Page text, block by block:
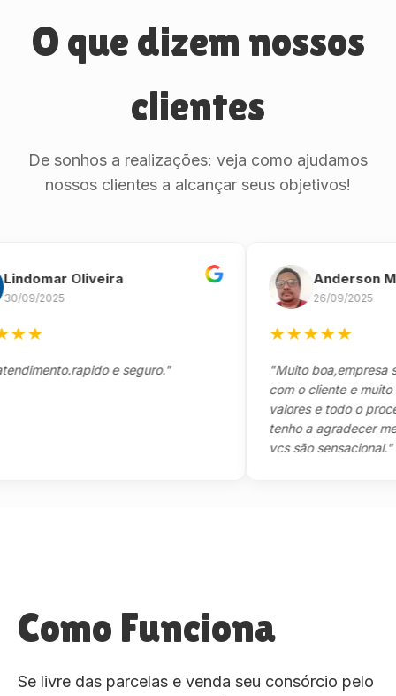
O que dizem nossos
clientes
De sonhos a realizações: veja como ajudamos
nossos clientes a alcançar seus objetivos!
Oliveira
2025
e seguro."
Anderson
26/09/2025
★★★
"Muito boa,empresa séria
com o cliente e muito
valores e todo o processo
tenho a agradecer
vcs são sensacional."
Como Funciona
Se livre das parcelas e venda seu consórcio pelo